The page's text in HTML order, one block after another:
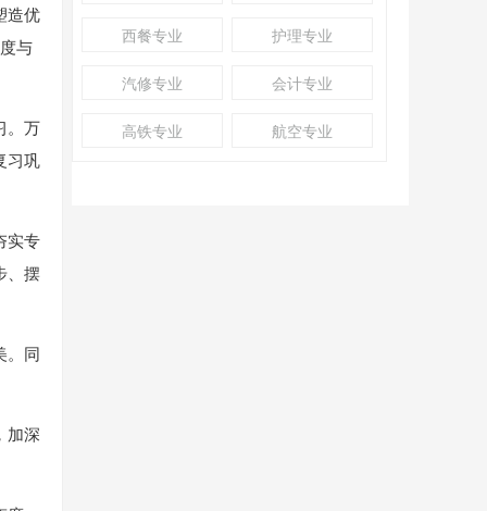
造优
与
。万
习巩
实专
、摆
。同
加深
西餐专业 护理专业
汽修专业 会计专业
高铁专业 航空专业